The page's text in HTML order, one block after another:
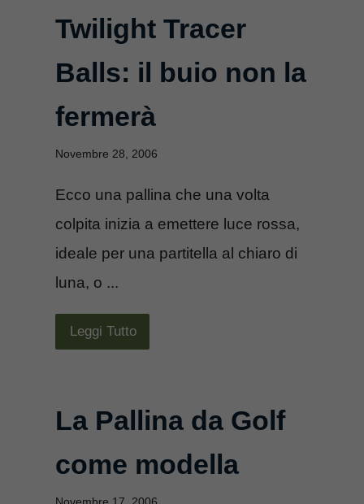
Twilight Tracer
Balls: il buio non la
fermerà
Novembre 28, 2006
Ecco una pallina che una volta
colpita inizia a emettere luce rossa,
ideale per una partitella al chiaro di
luna, o ...
Leggi Tutto
La Pallina da Golf
come modella
Novembre 17, 2006